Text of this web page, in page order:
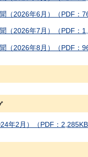
（2026年6月）（PDF：
（2026年7月）（PDF：
（2026年8月）（PDF：
年2月）（PDF：2,285KB